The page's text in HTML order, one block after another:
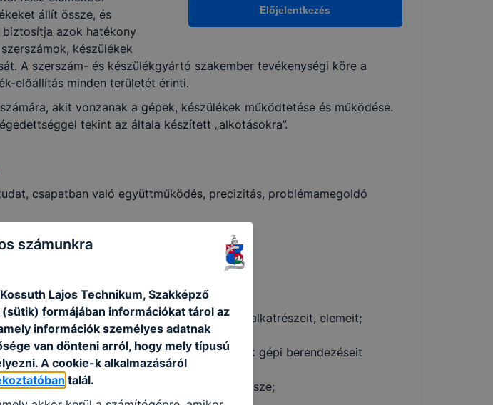
Előjelentkezés
állít össze, és
azok hatékony
készülékek
A szerszám- és készülékgyártó szakember tevékenységi köre a
előállítás minden területét érinti.
akit vonzanak a gépek, készülékek működtetése és működése.
tekint az általa készített „alkotásokra”.
csapatban való együttműködés, precizitás, problémamegoldó
végez, ellenőriz, dokumentál;
és megmunkáló szerszámok, készülékek alkatrészeit, elemeit;
és készülékelemeket;
és korszerű technológiákat, azok gépi berendezéseit
szerszámokat, készülékeket készít, szerel össze;
számunkra
Lajos Technikum, Szakképző
formájában információkat tárol az
információk személyes adatnak
van dönteni arról, hogy mely típusú
A cookie-k alkalmazásáról
talál.